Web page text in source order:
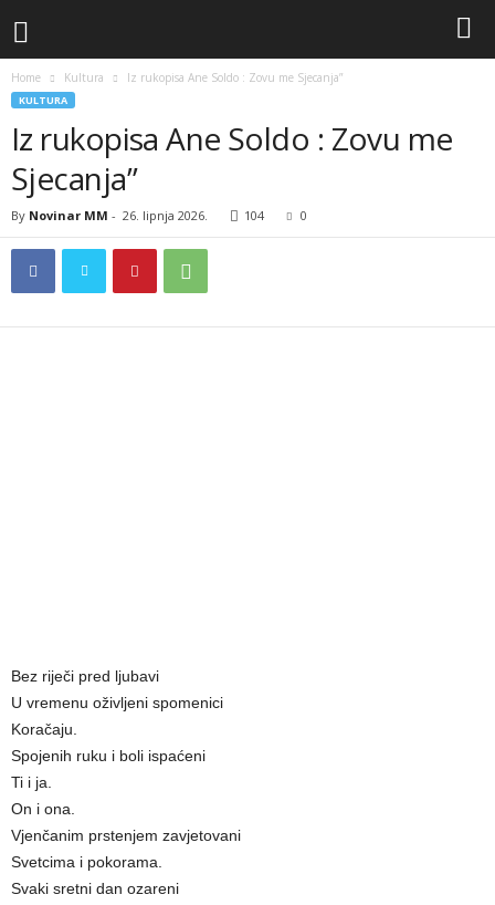
Home Kultura Iz rukopisa Ane Soldo : Zovu me Sjecanja”
KULTURA
Iz rukopisa Ane Soldo : Zovu me
Sjecanja”
By Novinar MM - 26. lipnja 2026. 104 0
Bez riječi pred ljubavi
U vremenu oživljeni spomenici
Koračaju.
Spojenih ruku i boli ispaćeni
Ti i ja.
On i ona.
Vjenčanim prstenjem zavjetovani
Svetcima i pokorama.
Svaki sretni dan ozareni